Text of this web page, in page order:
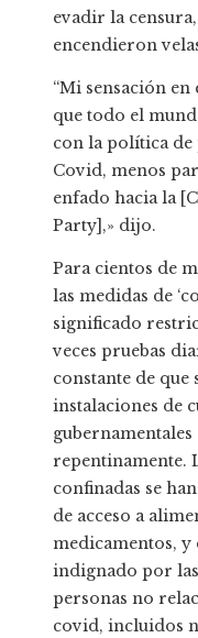
evadir la
encendieron
“Mi sensación en
que todo el
con la política
Covid, menos
enfado hacia la
Party],» dijo.
Para cientos de
las medidas de
significado
veces pruebas
constante de que
instalaciones de
repentinamente.
confinadas se
de acceso a
medicamentos, y
indignado por
personas no
covid, incluidos